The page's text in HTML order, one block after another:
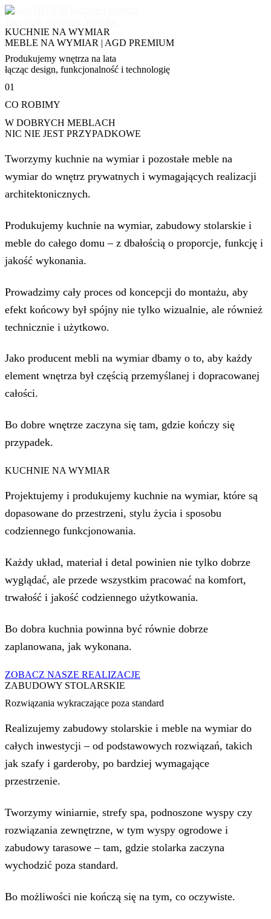
KUCHNIE NA WYMIAR
MEBLE NA WYMIAR | AGD PREMIUM
Produkujemy wnętrza na lata
łącząc design, funkcjonalność i technologię
01
CO ROBIMY
W DOBRYCH MEBLACH
NIC NIE JEST PRZYPADKOWE
Tworzymy kuchnie na wymiar i pozostałe meble na
wymiar do wnętrz prywatnych i wymagających realizacji
architektonicznych.
Produkujemy kuchnie na wymiar, zabudowy stolarskie i
meble do całego domu – z dbałością o proporcje, funkcję i
jakość wykonania.
Prowadzimy cały proces od koncepcji do montażu, aby
efekt końcowy był spójny nie tylko wizualnie, ale również
technicznie i użytkowo.
Jako producent mebli na wymiar dbamy o to, aby każdy
element wnętrza był częścią przemyślanej i dopracowanej
całości.
Bo dobre wnętrze zaczyna się tam, gdzie kończy się
przypadek.
KUCHNIE NA WYMIAR
Projektujemy i produkujemy kuchnie na wymiar, które są
dopasowane do przestrzeni, stylu życia i sposobu
codziennego funkcjonowania.
Każdy układ, materiał i detal powinien nie tylko dobrze
wyglądać, ale przede wszystkim pracować na komfort,
trwałość i jakość codziennego użytkowania.
Bo dobra kuchnia powinna być równie dobrze
zaplanowana, jak wykonana.
ZOBACZ NASZE REALIZACJE
ZABUDOWY STOLARSKIE
Rozwiązania wykraczające poza standard
Realizujemy zabudowy stolarskie i meble na wymiar do
całych inwestycji – od podstawowych rozwiązań, takich
jak szafy i garderoby, po bardziej wymagające
przestrzenie.
Tworzymy winiarnie, strefy spa, podnoszone wyspy czy
rozwiązania zewnętrzne, w tym wyspy ogrodowe i
zabudowy tarasowe – tam, gdzie stolarka zaczyna
wychodzić poza standard.
Bo możliwości nie kończą się na tym, co oczywiste.